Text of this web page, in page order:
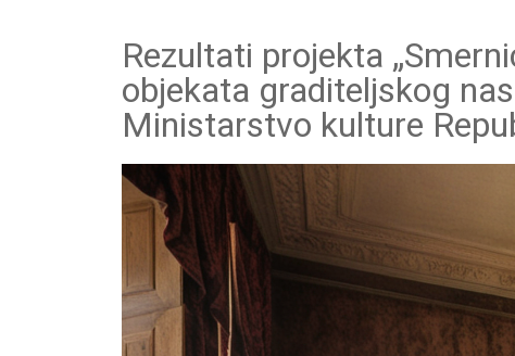
Rezultati projekta
objekata graditeljskog
Ministarstvo kulture